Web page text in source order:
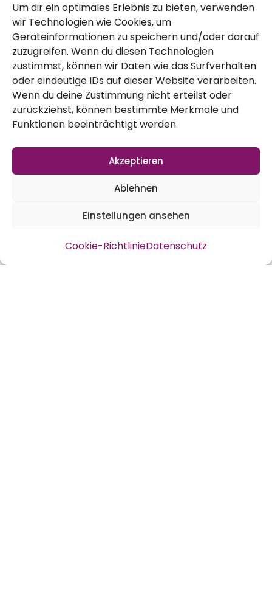
Um dir ein optimales Erlebnis zu bieten, verwenden
wir Technologien wie Cookies, um
Geräteinformationen zu speichern und/oder darauf
zuzugreifen. Wenn du diesen Technologien
zustimmst, können wir Daten wie das Surfverhalten
oder eindeutige IDs auf dieser Website verarbeiten.
Wenn du deine Zustimmung nicht erteilst oder
zurückziehst, können bestimmte Merkmale und
Funktionen beeinträchtigt werden.
Akzeptieren
Ablehnen
Einstellungen ansehen
Cookie-RichtlinieDatenschutz
Es wird wieder Zeit, der Flieder hat
angefangen, die Holunderblüte folgt und
dann kommen auch noch die Rosen.
Bestimmt bin ich nicht die einzige, die
gerne Sirup und andere Dinge herstellt. Mit
Liebe handgemacht, hübsch etikettiert und
auch gerne mal von Herzen verschenkt –
das geht immer!